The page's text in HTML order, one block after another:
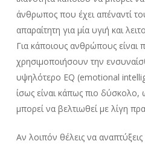
άνθρωπος που έχει απέναντί
απαραίτητη για μία υγιή και
Για κάποιους ανθρώπους είναι
χρησιμοποιήσουν την
υψηλότερο EQ (emotional
ίσως είναι κάπως πιο δύσκολο,
μπορεί να βελτιωθεί με λίγη
Αν λοιπόν θέλεις να